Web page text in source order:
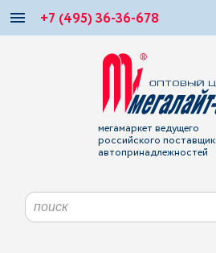
+7 (495) 36-36-678
мегамаркет ведущего
российского
автопринадлежностей